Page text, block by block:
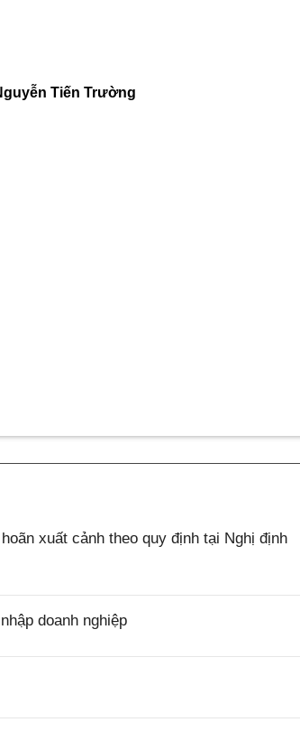
Tiến Trường
xuất cảnh theo quy định tại Nghị định
doanh nghiệp